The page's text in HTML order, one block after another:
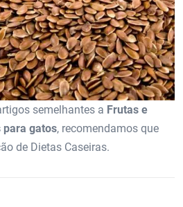
semelhantes a Frutas e
para gatos, recomendamos que
de Dietas Caseiras.